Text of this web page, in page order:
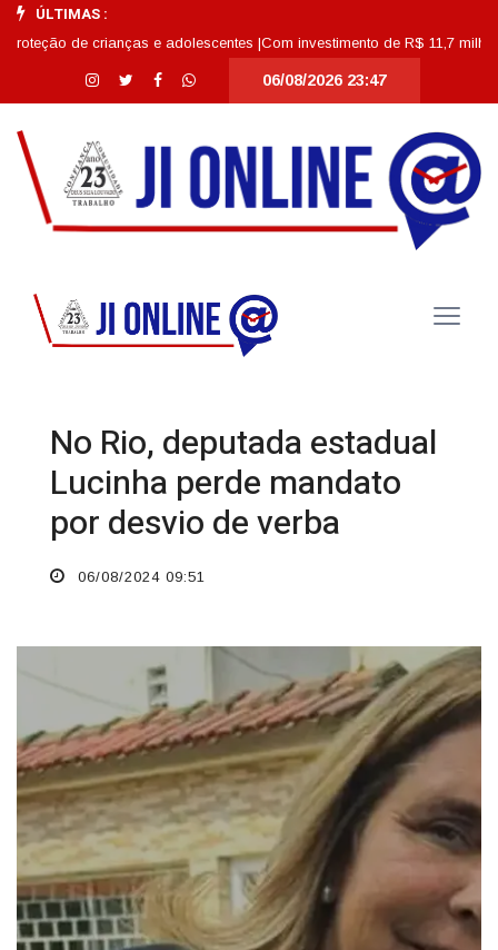
ÚLTIMAS :
de crianças e adolescentes |Com investimento de R$ 11,7 milhões,
06/08/2026 23:47
No Rio, deputada estadual
Lucinha perde mandato
por desvio de verba
06/08/2024 09:51